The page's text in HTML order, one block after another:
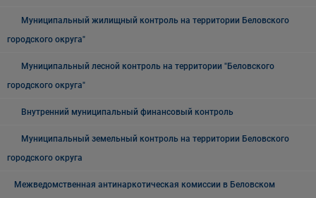
Муниципальный жилищный контроль на территории Беловского
городского округа"
Муниципальный лесной контроль на территории "Беловского
городского округа"
Внутренний муниципальный финансовый контроль
Муниципальный земельный контроль на территории Беловского
городского округа
Межведомственная антинаркотическая комиссии в Беловском